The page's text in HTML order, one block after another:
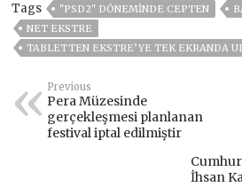
Tags "PSD2" DÖNEMİNDE CEPTEN
NET EKSTRE
TABLETTEN EKSTRE’YE TEK EKRANDA
Previous
Pera Müzesinde
gerçekleşmesi planlanan
festival iptal edilmiştir
İhsan